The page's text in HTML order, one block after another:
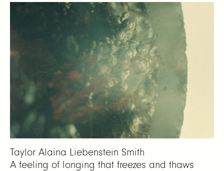
Taylor Alaina Liebenstein Smith
A feeling of longing that freezes and thaws